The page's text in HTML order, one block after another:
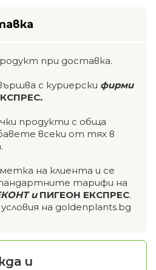
при доставка.
с куриерски фирми
.
продукти с обща
всеки от тях в
на клиента и се
тарифи на
и ПИГЕОН ЕКСПРЕС.
на goldenplants.bg
и